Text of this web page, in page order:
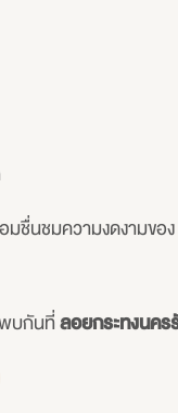
ชื่นชมความงดงามข
พบกันที่ลอยกระทงนค